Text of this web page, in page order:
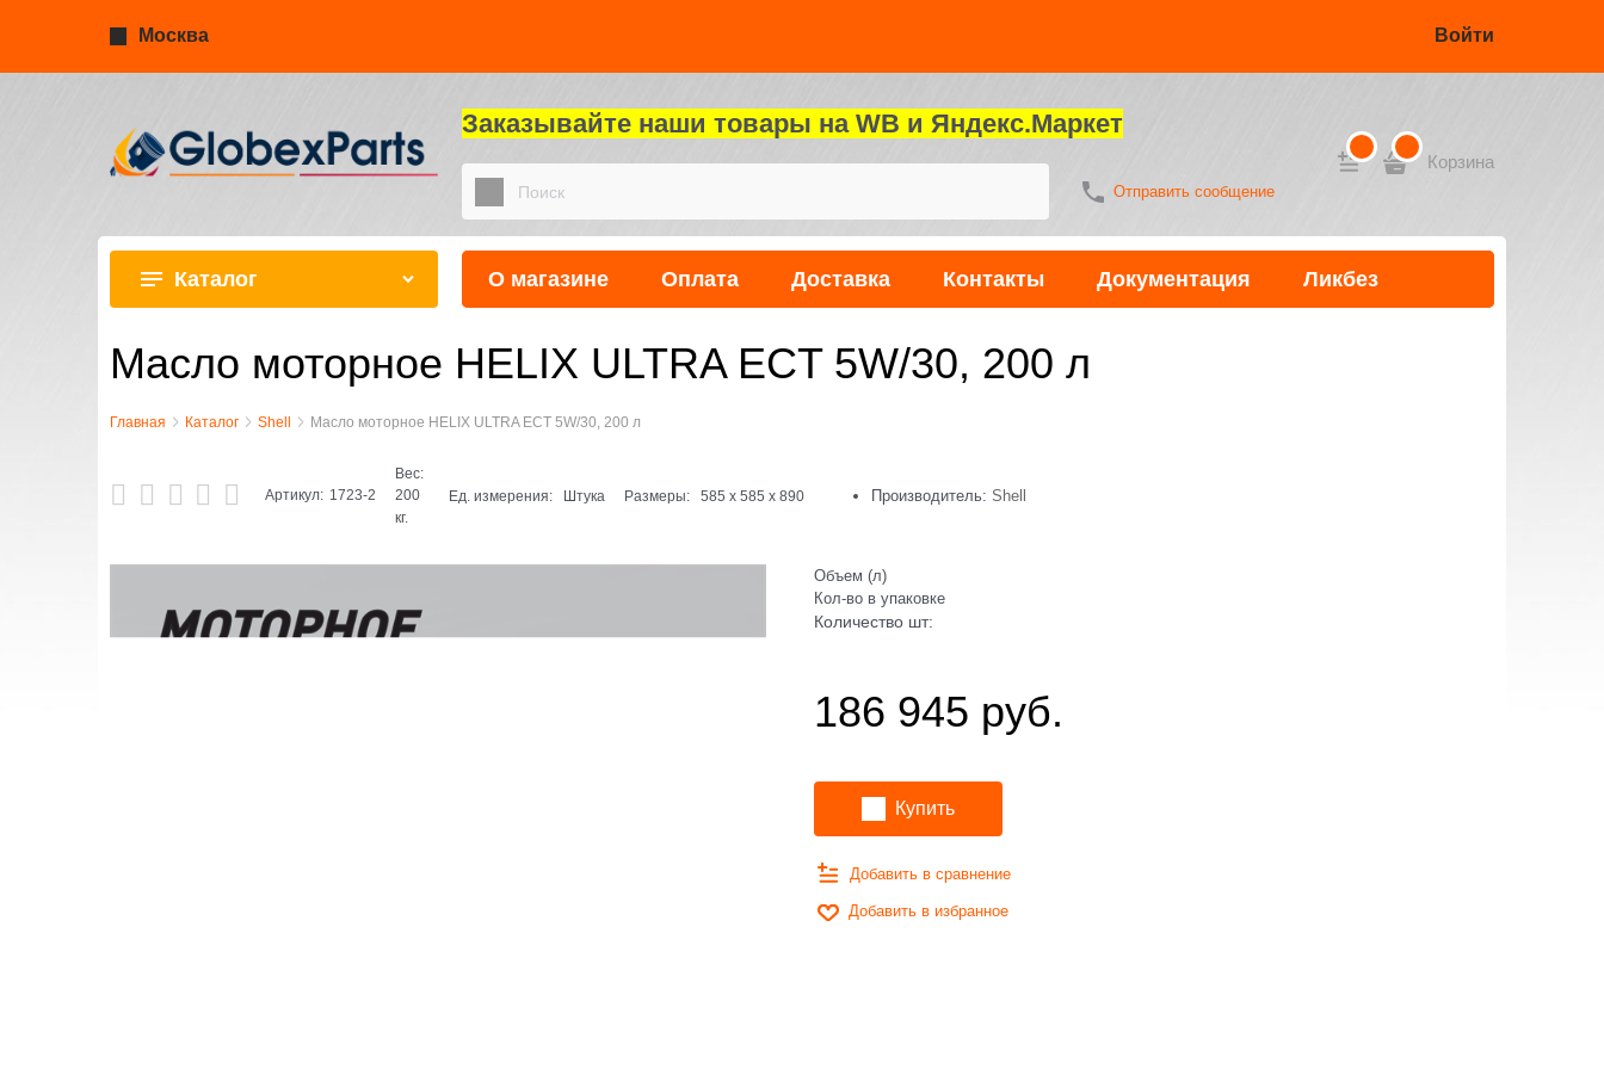
Москва Войти
Заказывайте наши товары на WB и Яндекс.Маркет
Отправить сообщение
Корзина
Каталог О магазине Оплата Доставка Контакты Документация Ликбез
Масло моторное HELIX ULTRA ECT 5W/30, 200 л
Главная Каталог Shell Масло моторное HELIX ULTRA ECT 5W/30, 200 л
Артикул: 1723-2
Вес:
200
кг.
Ед. измерения: Штука Размеры: 585 x 585 x 890 Производитель: Shell
Объем (л)
Кол-во в упаковке
Количество шт:
186 945 руб.
Купить
Добавить в сравнение
Добавить в избранное